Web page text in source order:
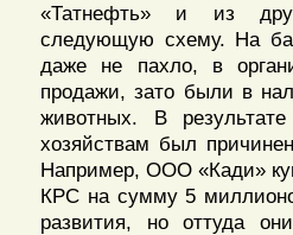
«Татнефть» и из
следующую схему. На
даже не пахло, в
продажи, зато были в
животных. В
хозяйствам был
Например, ООО «Кади»
КРС на сумму 5
развития, но оттуда